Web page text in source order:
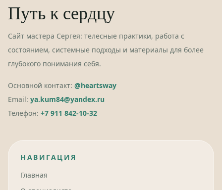
Путь к сердцу
Сайт мастера Сергея: телесные практики, работа с
состоянием, системные подходы и материалы для более
глубокого понимания себя.
Основной контакт: @heartsway
Email: ya.kum84@yandex.ru
Телефон: +7 911 842-10-32
НАВИГАЦИЯ
Главная